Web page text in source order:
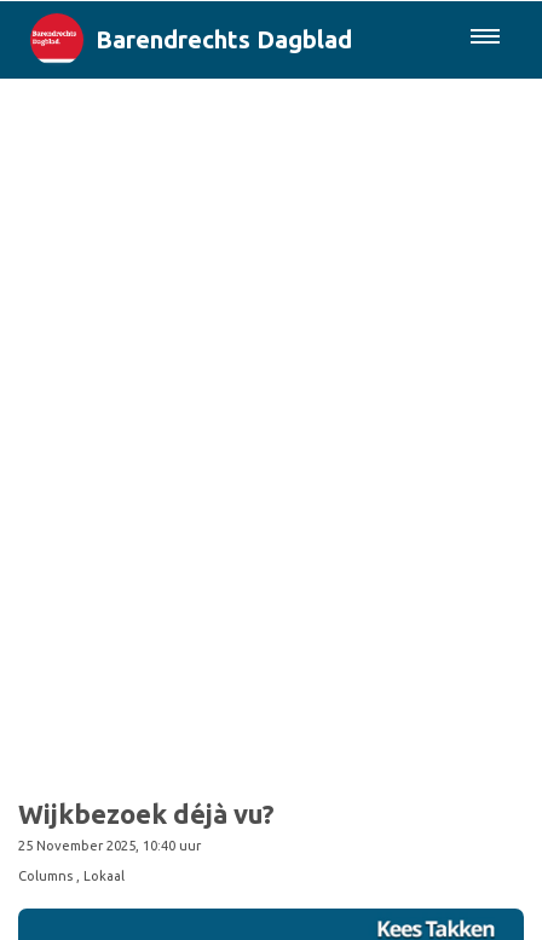
Barendrechts Dagblad
Wijkbezoek déjà vu?
25 November 2025, 10:40 uur
Columns , Lokaal